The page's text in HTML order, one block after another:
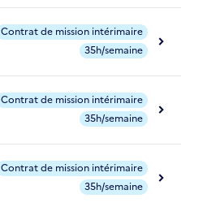
Contrat de mission intérimaire
35h/semaine
Contrat de mission intérimaire
35h/semaine
Contrat de mission intérimaire
35h/semaine